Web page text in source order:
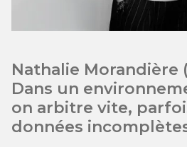
Nathalie Morandière
Dans un
on arbitre vite,
données